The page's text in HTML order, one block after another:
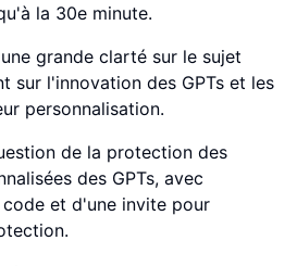
la 30e minute.
grande clarté sur le sujet
sur l'innovation des GPTs et les
personnalisation.
de la protection des
des GPTs, avec
et d'une invite pour